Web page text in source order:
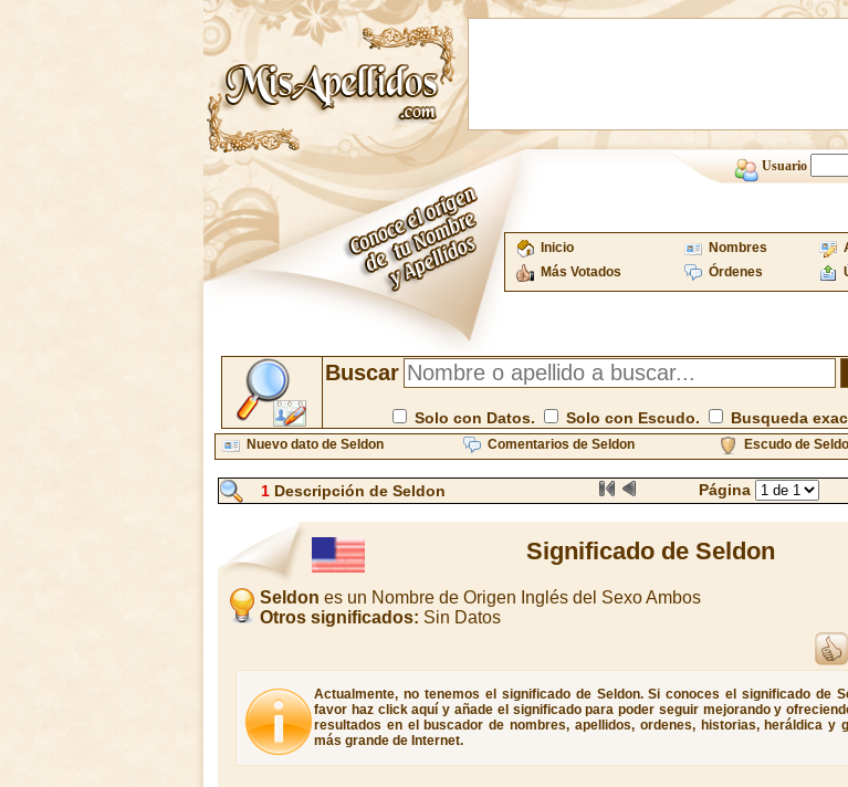
Usuario
Inicio Nombres
Más Votados
Órdenes
Buscar
Solo con Datos. Solo con Escudo. Busqueda
Nuevo dato de Seldon Comentarios de Seldon Escudo de
1Descripción de Seldon Página
Significado de Seldon
Seldon es un Nombre de Origen Inglés del Sexo Ambos
Otros significados: Sin Datos
Actualmente, no tenemos el significado de Seldon. Si conoces el significado de
favor haz click aquí y añade el significado para poder seguir mejorando y
resultados en el buscador de nombres, apellidos, ordenes, historias, heráldica y
más grande de Internet.